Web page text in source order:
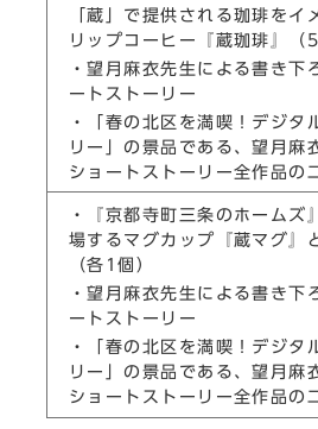
「蔵」で提供される珈琲をイ
リップコーヒー『蔵珈琲』（5
・望月麻衣先生による書き下
ートストーリー
・「春の北区を満喫！デジタ
リー」の景品である、望月麻
ショートストーリー全作品の
・『京都寺町三条のホームズ
場するマグカップ『蔵マグ』
（各1個）
・望月麻衣先生による書き下
ートストーリー
・「春の北区を満喫！デジタ
リー」の景品である、望月麻
ショートストーリー全作品の